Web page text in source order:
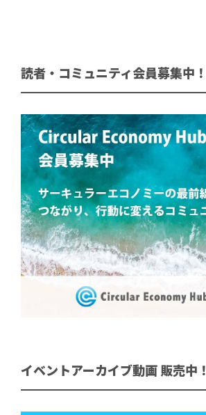
読者・コミュニティ会員募集中！
イベントアーカイブ動画 販売中！